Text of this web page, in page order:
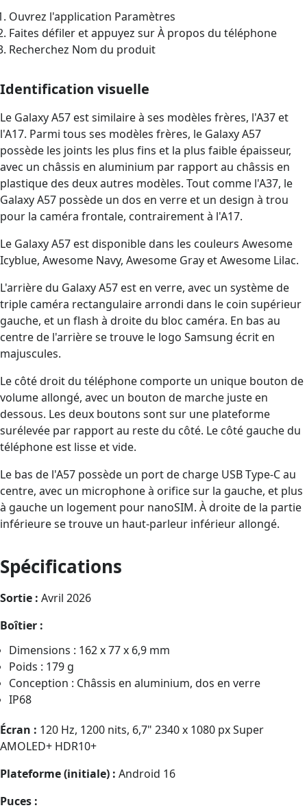
Ouvrez l'application Paramètres
Faites défiler et appuyez sur À propos du téléphone
Recherchez Nom du produit
Identification visuelle
Le Galaxy A57 est similaire à ses modèles frères, l'A37 et
l'A17. Parmi tous ses modèles frères, le Galaxy A57
possède les joints les plus fins et la plus faible épaisseur,
avec un châssis en aluminium par rapport au châssis en
plastique des deux autres modèles. Tout comme l'A37, le
Galaxy A57 possède un dos en verre et un design à trou
pour la caméra frontale, contrairement à l'A17.
Le Galaxy A57 est disponible dans les couleurs Awesome
Icyblue, Awesome Navy, Awesome Gray et Awesome Lilac.
L'arrière du Galaxy A57 est en verre, avec un système de
triple caméra rectangulaire arrondi dans le coin supérieur
gauche, et un flash à droite du bloc caméra. En bas au
centre de l'arrière se trouve le logo Samsung écrit en
majuscules.
Le côté droit du téléphone comporte un unique bouton de
volume allongé, avec un bouton de marche juste en
dessous. Les deux boutons sont sur une plateforme
surélevée par rapport au reste du côté. Le côté gauche du
téléphone est lisse et vide.
Le bas de l'A57 possède un port de charge USB Type-C au
centre, avec un microphone à orifice sur la gauche, et plus
à gauche un logement pour nanoSIM. À droite de la partie
inférieure se trouve un haut-parleur inférieur allongé.
Spécifications
Sortie : Avril 2026
Boîtier :
Dimensions : 162 x 77 x 6,9 mm
Poids : 179 g
Conception : Châssis en aluminium, dos en verre
IP68
Écran : 120 Hz, 1200 nits, 6,7" 2340 x 1080 px Super
AMOLED+ HDR10+
Plateforme (initiale) : Android 16
Puces :